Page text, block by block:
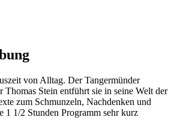
von Alltag. Der Tangermünder
Thomas Stein entführt sie in seine Welt der
zum Schmunzeln, Nachdenken und
1 1/2 Stunden Programm sehr kurz